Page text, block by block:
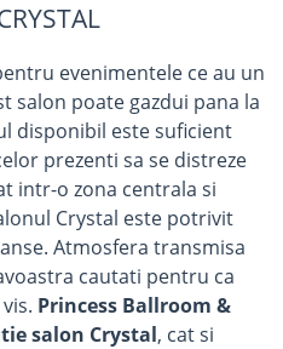
evenimentele ce au un
salon poate gazdui pana la
disponibil este suficient
prezenti sa se distreze
intr-o zona centrala si
Crystal este potrivit
Atmosfera transmisa
cautati pentru ca
Princess Ballroom &
salon Crystal, cat si